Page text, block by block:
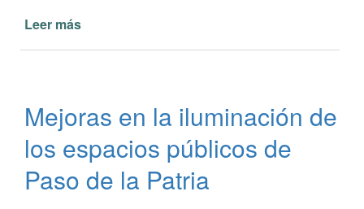
Leer más
el
sistema
de
cloacas
en
Mejoras en la iluminación de
los espacios públicos de
Paso de la Patria